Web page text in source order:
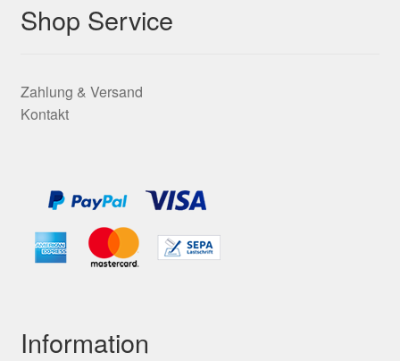
Shop Service
Zahlung & Versand
Kontakt
Information